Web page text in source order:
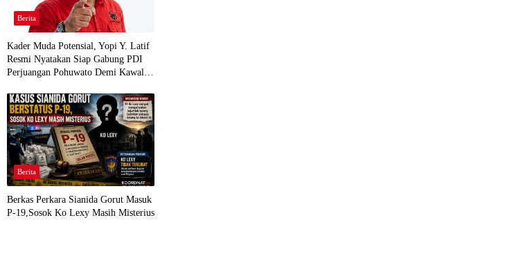
Berita
Kader Muda Potensial, Yopi Y. Latif
Resmi Nyatakan Siap Gabung PDI
Perjuangan Pohuwato Demi Kawal
Berita
Berkas Perkara Sianida Gorut Masuk
P-19,Sosok Ko Lexy Masih Misterius